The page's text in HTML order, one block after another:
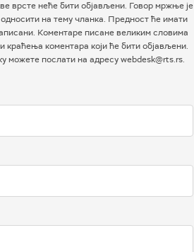
врсте неће бити објављени. Говор мржње је
на тему чланка. Предност ће имати
Коментаре писане великим словима
коментара који ће бити објављени.
можете послати на адресу webdesk@rts.rs.